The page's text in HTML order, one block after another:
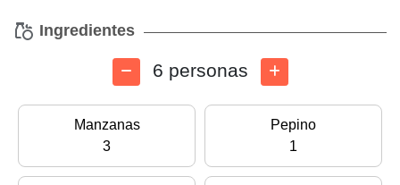
Ingredientes
6 personas
Manzanas
3
Pepino
1